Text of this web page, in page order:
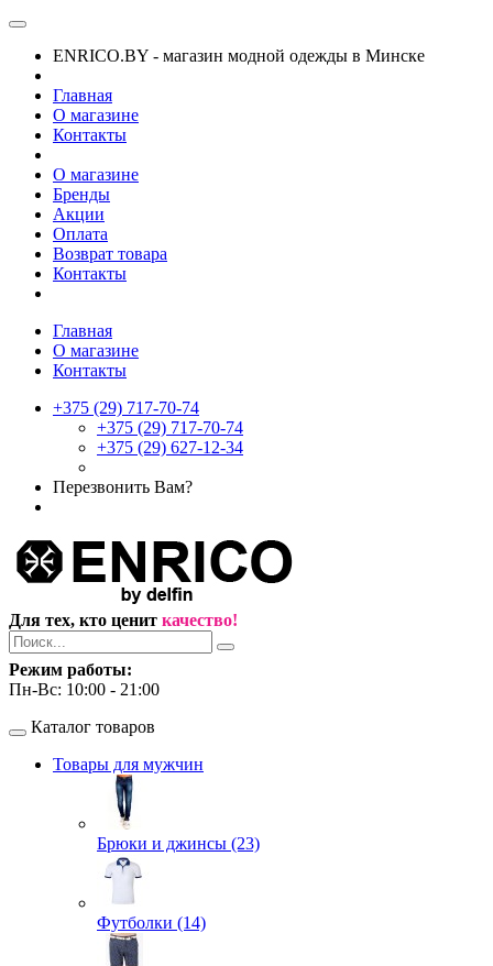
ENRICO.BY - магазин модной одежды в Минске
Главная
О магазине
Контакты
О магазине
Бренды
Акции
Оплата
Возврат товара
Контакты
Главная
О магазине
Контакты
+375 (29) 717-70-74
+375 (29) 717-70-74
+375 (29) 627-12-34
Перезвонить Вам?
Для тех, кто ценит качество!
Режим работы:
Пн-Вс: 10:00 - 21:00
Каталог товаров
Товары для мужчин
Брюки и джинсы (23)
Футболки (14)